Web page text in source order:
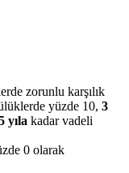
zorunlu karşılık
yüzde 10, 3
yıla kadar vadeli
0 olarak